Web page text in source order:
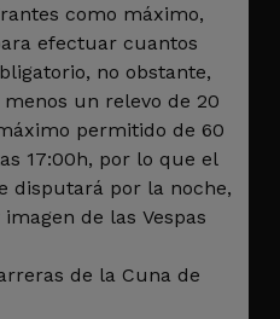
como máximo,
efectuar cuantos
no obstante,
un relevo de 20
permitido de 60
17:00h, por lo que el
disputará por la noche,
de las Vespas
de la Cuna de